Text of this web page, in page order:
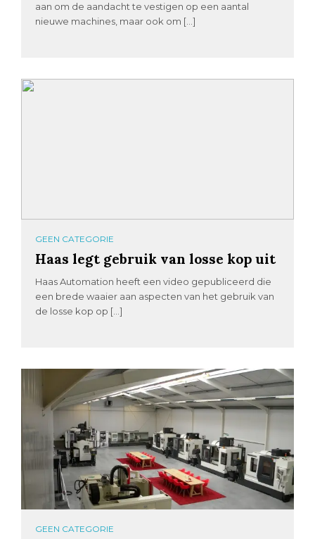
aan om de aandacht te vestigen op een aantal
nieuwe machines, maar ook om […]
GEEN CATEGORIE
Haas legt gebruik van losse kop uit
Haas Automation heeft een video gepubliceerd die
een brede waaier aan aspecten van het gebruik van
de losse kop op […]
GEEN CATEGORIE